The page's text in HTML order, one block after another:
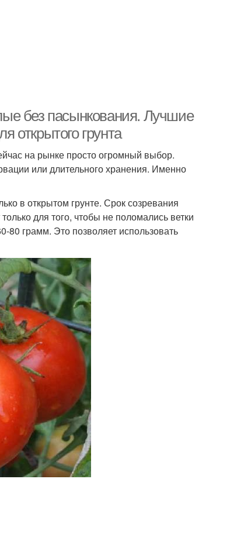
без пасынкования. Лучшие
открытого грунта
на рынке просто огромный выбор.
или длительного хранения. Именно
в открытом грунте. Срок созревания
для того, чтобы не поломались ветки
80 грамм. Это позволяет использовать